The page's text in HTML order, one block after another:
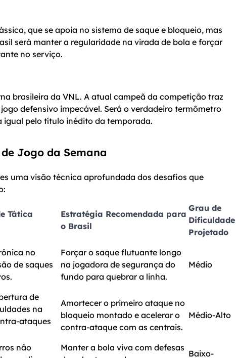
que se apoia no sistema de saque e bloqueio, mas
será manter a regularidade na virada de bola e forçar
no serviço.
brasileira da VNL. A atual campeã da competição traz
defensivo impecável. Será o verdadeiro termômetro
igual pelo título inédito da temporada.
Jogo da Semana
uma visão técnica aprofundada dos desafios que
Tática
Estratégia Recomendada para
o Brasil
Grau de
Dificuldade
Projetado
no
de saques
Forçar o saque flutuante longo
na jogadora de segurança do
fundo para quebrar a linha.
Médio
de
na
ataques
Amortecer o primeiro ataque no
bloqueio montado e acelerar o
contra-ataque com as centrais.
Médio-Alto
não
Manter a bola viva com defesas
Baixo-